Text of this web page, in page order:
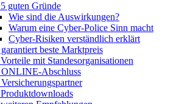
guten Gründe
Wie sind die Auswirkungen?
Warum eine Cyber-Police Sinn macht
Cyber-Risiken verständlich erklärt
beste Marktpreis
mit Standesorganisationen
Abschluss